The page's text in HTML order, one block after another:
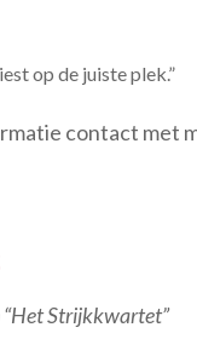
te
op de juiste plek.”
contact met
Strijkkwartet”